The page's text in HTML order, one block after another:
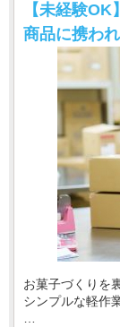
【未経験
商品に携わ
お菓子づくりを
シンプルな軽作